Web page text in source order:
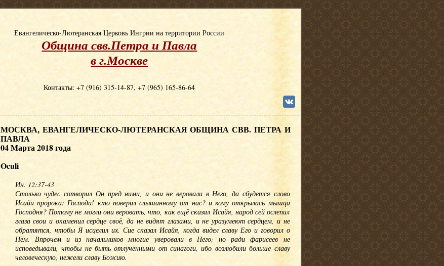
Евангелическо-Лютеранская Церковь Ингрии на территории России
Община свв.Петра и Павла
в г.Москве
Контакты: +7 (916) 315-14-87, +7 (965) 165-86-64
МОСКВА, ЕВАНГЕЛИЧЕСКО-ЛЮТЕРАНСКАЯ ОБЩИНА СВВ. ПЕТРА И
ПАВЛА
04 Марта 2018 года
Oculi
Ин. 12:37-43
Столько чудес сотворил Он пред ними, и они не веровали в Него, да сбудется слово
Исайи пророка: Господи! кто поверил слышанному от нас? и кому открылась мышца
Господня? Потому не могли они веровать, что, как ещё сказал Исайя, народ сей ослепил
глаза свои и окаменил сердце своё, да не видят глазами, и не уразумеют сердцем, и не
обратятся, чтобы Я исцелил их. Сие сказал Исайя, когда видел славу Его и говорил о
Нём. Впрочем и из начальников многие уверовали в Него; но ради фарисеев не
исповедывали, чтобы не быть отлучёнными от синагоги, ибо возлюбили больше славу
человеческую, нежели славу Божию.